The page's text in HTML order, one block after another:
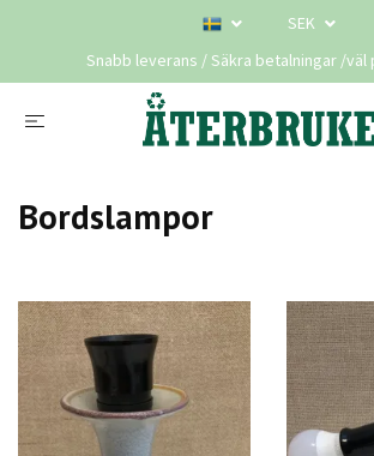
SEK
Snabb leverans / Säkra betalningar /
Bordslampor